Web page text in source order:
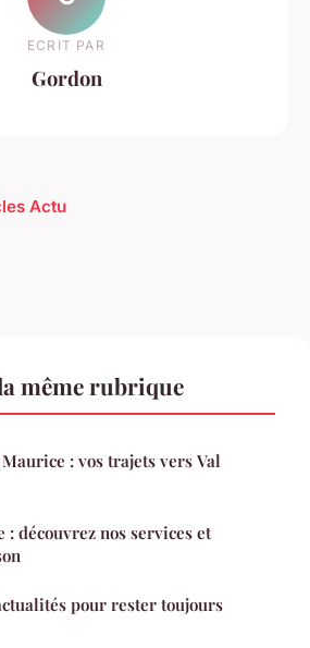
ECRIT PAR
Gordon
Actu
même rubrique
: vos trajets vers Val
: découvrez nos services et
pour rester toujours